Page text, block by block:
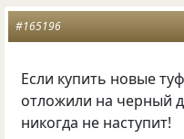
#165196
Если купить новые
отложили на черный
никогда не наступит!